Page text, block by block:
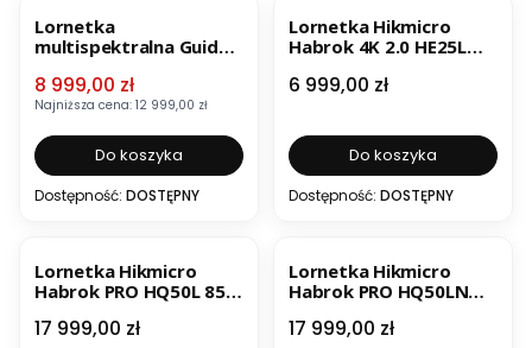
Lornetka
multispektralna Guide
(TERMO/NOKTO/CYFRO
WY)
Cena promocyjna
8 999,00 zł
Najniższa cena: 12 999,00 zł
Do koszyka
Dostępność: DOSTĘPNY
Lornetka Hikmicro
Habrok 4K 2.0 HE25L
850/940 nm
Cena
6 999,00 zł
Do koszyka
Dostępność: DOSTĘPNY
Lornetka Hikmicro
Habrok PRO HQ50L 850
Cena
17 999,00 zł
Lornetka Hikmicro
Habrok PRO HQ50LN
Cena
17 999,00 zł